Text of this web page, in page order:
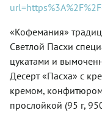
«Кофемания»
Светлой Пасхи
цукатами и
Десерт «Пасха» с
кремом,
прослойкой (95 г,